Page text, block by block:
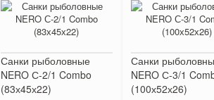
Санки рыболовные
NERO С-2/1 Combo
(83х45х22)
Санки
NERO С-3/1
(100х52х26)